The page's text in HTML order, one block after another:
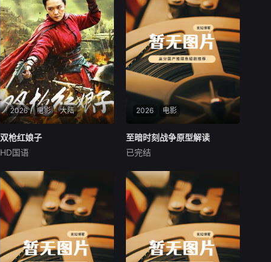
2026 电影 大陆
双枪红娘子
刘姝彤
1938年，高胜男新婚之
日，丈夫被日军残害，父辈亦
遭屠戮。她举枪聚义，屡袭敌
寇威震四方，后得八路军指点
决心投身革命。日军欲诱杀高
胜男，她孤身赴战舍命换乡亲
周全。千钧一发间，八路军突
袭而至全歼敌寇，
双枪红娘子
HD国语
2026 电影
至暗时刻战争原型解读
未知
本付费节目非正片，从张伯伦
倒台到丘吉尔逆势上位，从内
阁和谈博弈到敦刻尔克绝境撤
离奇迹，从王室立场转变终结
绥靖思潮到两段真实演讲锁定
抗战国策——五集文案完整还
原英国至暗时刻的权力博弈与
国运抉择。妥协的代价是主权
至暗时刻战争原型解读
已完结